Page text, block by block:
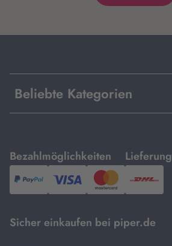
Beliebte Kategorien
Bezahlmöglichkeiten
mit
PayPal,Visa
und
Lieferung
mit
DHL.
Sicher einkaufen bei piper.de